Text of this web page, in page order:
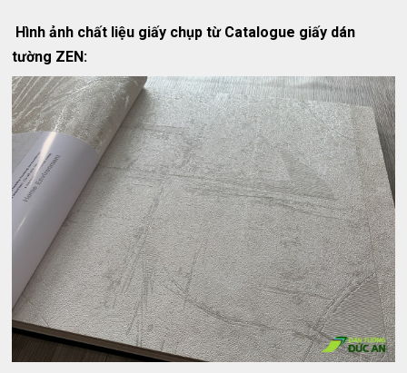
Hình ảnh chất liệu giấy chụp từ Catalogue giấy dán
tường ZEN: